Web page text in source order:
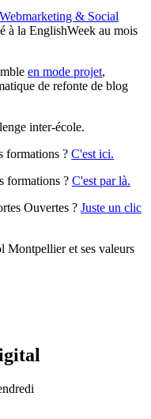
Webmarketing & Social
à la EnglishWeek au mois
en mode projet,
de refonte de blog
inter-école.
formations ? C'est ici.
formations ? C'est par là.
Ouvertes ? Juste un clic
Montpellier et ses valeurs